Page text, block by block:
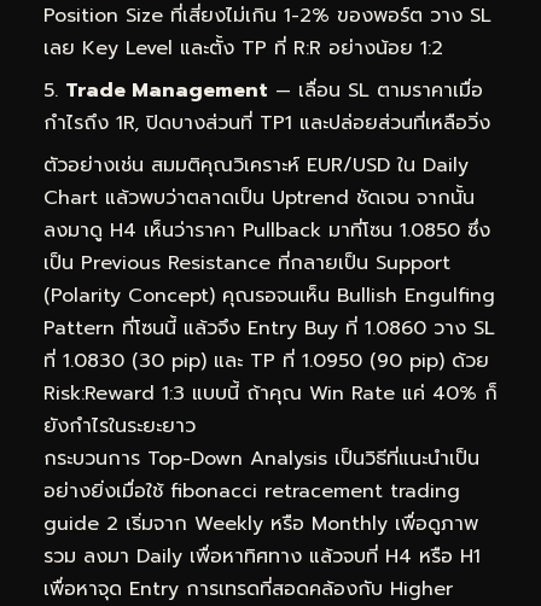
Position Size ที่เสี่ยงไม่เกิน 1-2% ของพอร์ต วาง SL
เลย Key Level และตั้ง TP ที่ R:R อย่างน้อย 1:2
Trade Management — เลื่อน SL ตามราคาเมื่อ
กำไรถึง 1R, ปิดบางส่วนที่ TP1 และปล่อยส่วนที่เหลือวิ่ง
ตัวอย่างเช่น สมมติคุณวิเคราะห์ EUR/USD ใน Daily
Chart แล้วพบว่าตลาดเป็น Uptrend ชัดเจน จากนั้น
ลงมาดู H4 เห็นว่าราคา Pullback มาที่โซน 1.0850 ซึ่ง
เป็น Previous Resistance ที่กลายเป็น Support
(Polarity Concept) คุณรอจนเห็น Bullish Engulfing
Pattern ที่โซนนี้ แล้วจึง Entry Buy ที่ 1.0860 วาง SL
ที่ 1.0830 (30 pip) และ TP ที่ 1.0950 (90 pip) ด้วย
Risk:Reward 1:3 แบบนี้ ถ้าคุณ Win Rate แค่ 40% ก็
ยังกำไรในระยะยาว
กระบวนการ Top-Down Analysis เป็นวิธีที่แนะนำเป็น
อย่างยิ่งเมื่อใช้ fibonacci retracement trading
guide 2 เริ่มจาก Weekly หรือ Monthly เพื่อดูภาพ
รวม ลงมา Daily เพื่อหาทิศทาง แล้วจบที่ H4 หรือ H1
เพื่อหาจุด Entry การเทรดที่สอดคล้องกับ Higher